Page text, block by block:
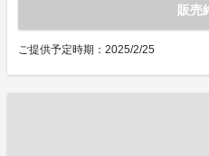
販売
ご提供予定時期：2025/2/25